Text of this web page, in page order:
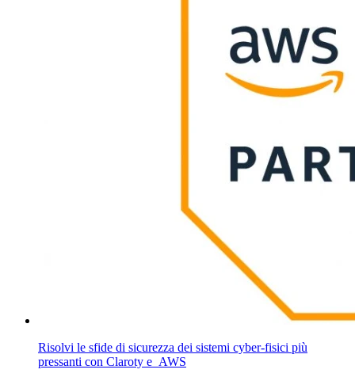
Risolvi le sfide di sicurezza dei sistemi cyber-fisici più
pressanti con Claroty e AWS